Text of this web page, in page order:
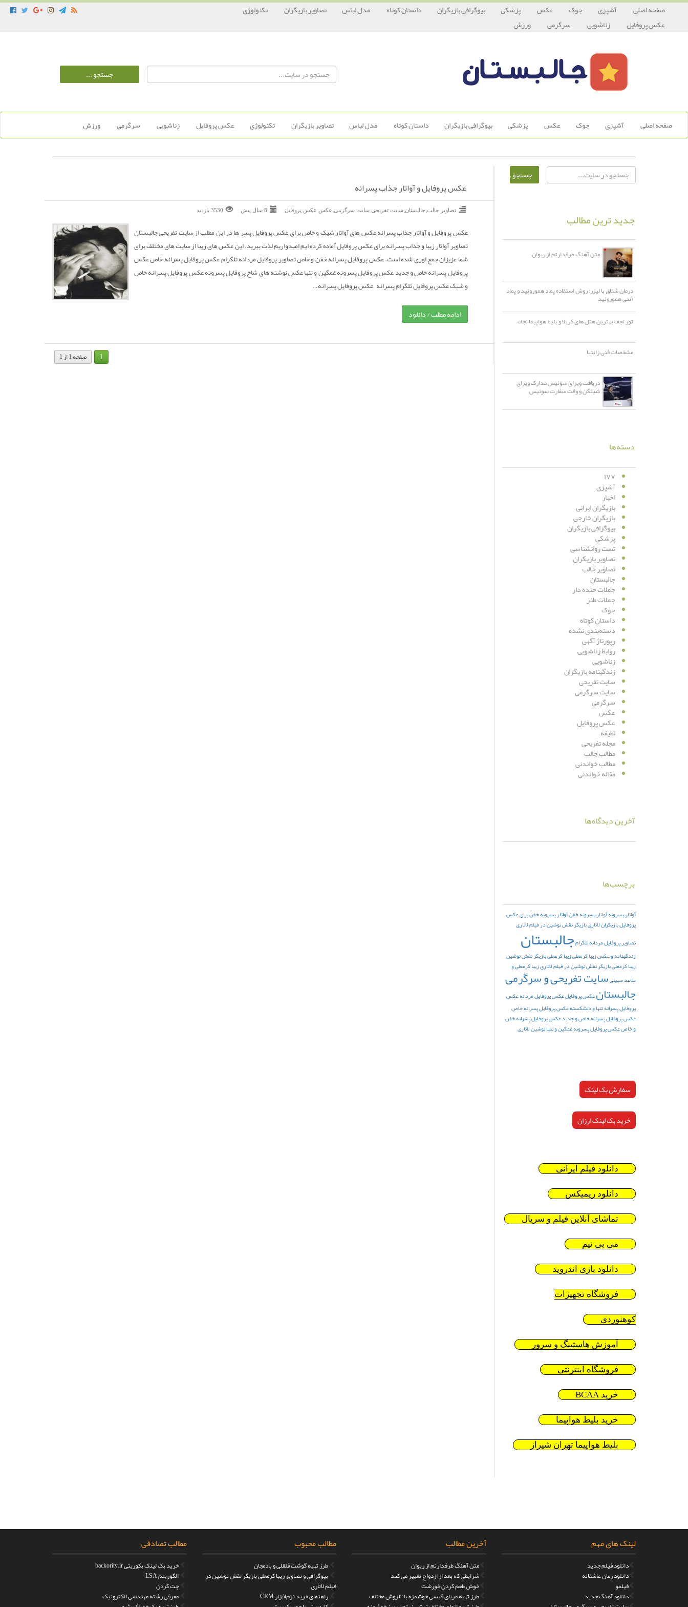
صفحه اصلی آشپزی جوک عکس پزشکی بیوگرافی بازیگران داستان کوتاه مدل لباس تصاویر بازیگران
تکنولوژی
عکس پروفایل
زناشویی سرگرمی ورزش
صفحه اصلی آشپزی جوک عکس پزشکی بیوگرافی بازیگران داستان کوتاه مدل لباس تصاویر بازیگران تکنولوژی عکس پروفایل زناشویی سرگرمی ورزش
جدید ترین مطالب
متن آهنگ طرفدارتم از ریوان
درمان شقاق با لیزر: روش استفاده پماد هموروئید و پماد
آنتی هموروئید
تور نجف بهترین هتل های کربلا و بلیط هواپیما نجف
مشخصات فنی زانتیا
دریافت ویزای سوئیس مدارک ویزای
شینگن و وقت سفارت سوئیس
دسته‌ها
۱۷۷
آشپزی
اخبار
بازیگران ایرانی
بازیگران خارجی
بیوگرافی بازیگران
پزشکی
تست روانشناسی
تصاویر بازیگران
تصاویر جالب
جالبستان
جملات خنده دار
جملات طنز
جوک
داستان کوتاه
دسته‌بندی نشده
رپورتاژ آگهی
روابط زناشویی
زناشویی
زندگینامه بازیگران
سایت تفریحی
سایت سرگرمی
سرگرمی
عکس
عکس پروفایل
لطیفه
مجله تفریحی
مطالب جالب
مطالب خواندنی
مقاله خواندنی
آخرین دیدگاه‌ها
برچسب‌ها
آواتار پسرونهآواتار پسرونه خفنآواتار پسرونه خفن برای عکس
پروفایلبازیگران لاتاریبازیگر نقش نوشین در فیلم لاتاری
تصاویر پروفایل مردانه تلگرامجالبستان
زندگینامه و عکس زیبا کرمعلیزیبا کرمعلی بازیگر نقش نوشین
زیبا کرمعلی بازیگر نقش نوشین در فیلم لاتاریزیبا کرمعلی و
ساعد سهیلیسایت تفریحی و سرگرمی
جالبستانعکس پروفایلعکس پروفایل مردانهعکس
پروفایل پسرانه تنها و دلشکستهعکس پروفایل پسرانه خاص
عکس پروفایل پسرانه خاص و جدیدعکس پروفایل پسرانه خفن
و خاصعکس پروفایل پسرونه غمگین و تنهانوشین لاتاری
سفارش بک لینک
خرید بک لینک ارزان
دانلود فیلم ایرانی
دانلود ریمیکس
تماشای آنلاین فیلم و سریال
می بی نیم
دانلود بازی اندروید
فروشگاه تجهیزات
کوهنوردی
آموزش هاستینگ و سرور
فروشگاه اینترنتی
خرید BCAA
خرید بلیط هواپیما
بلیط هواپیما تهران شیراز
عکس پروفایل و آواتار جذاب پسرانه
تصاویر جالب, جالبستان,سایت تفریحی,سایت سرگرمی, عکس, عکس پروفایل 8 سال پیش 3530 بازديد
عکس پروفایل و آواتار جذاب پسرانه عکس های آواتار شیک و خاص برای عکس پروفایل پسر ها در این مطلب از سایت تفریحی جالبستان
تصاویر آواتار زیبا و جذاب پسرانه برای عکس پروفایل آماده کرده ایم امیدواریم لذت ببرید. این عکس های زیبا از سایت های مختلف برای
شما عزیزان جمع اوری شده است. عکس پروفایل پسرانه خفن و خاص تصاویر پروفایل مردانه تلگرام عکس پروفایل پسرانه خاص عکس
پروفایل پسرانه خاص و جدید عکس پروفایل پسرونه غمگین و تنها عکس نوشته های شاخ پروفایل پسرونه عکس پروفایل پسرانه خاص
و شیک عکس پروفایل تلگرام پسرانه عکس پروفایل پسرانه…
ادامه مطلب / دانلود
صفحه 1 از 1 1
لینک های مهم
دانلود فیلم جدید
دانلود رمان عاشقانه
فیلمو
دانلود آهنگ جدید
آخرین مطالب
متن آهنگ طرفدارتم از ریوان
شرایطی که بعد از ازدواج تغییر می کند
خوش طعم کردن خورشت
طرز تهیه مربای قیسی خوشمزه با ۳ روش مختلف
مطالب محبوب
طرز تهیه گوشت قلقلی و بادمجان
بیوگرافی و تصاویر زیبا کرمعلی بازیگر نقش نوشین در
فیلم لاتاری
راهنمای خرید نرم‌افزار CRM
مطالب تصادفی
خرید بک لینک بکوریتی backority.ir
الگوریتم LSA
چت کردن
معرفی رشته مهندسی الکترونیک